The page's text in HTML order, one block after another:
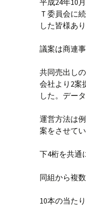
まつばら100円笑店街
平成24年10
Ｔ委員会に
した皆様あ
議案は商連
共同売出し
会社より2案
した。デー
運営方法は
案をさせて
下4桁を共通
同組から複
10本の当た